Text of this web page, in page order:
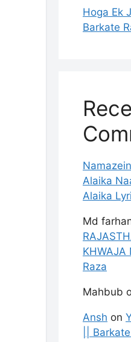
Hoga Ek
Barkate
Namazein
Alaika
Alaika
Md
KHWAJA
Raza
Mahbub
Ansh on
||